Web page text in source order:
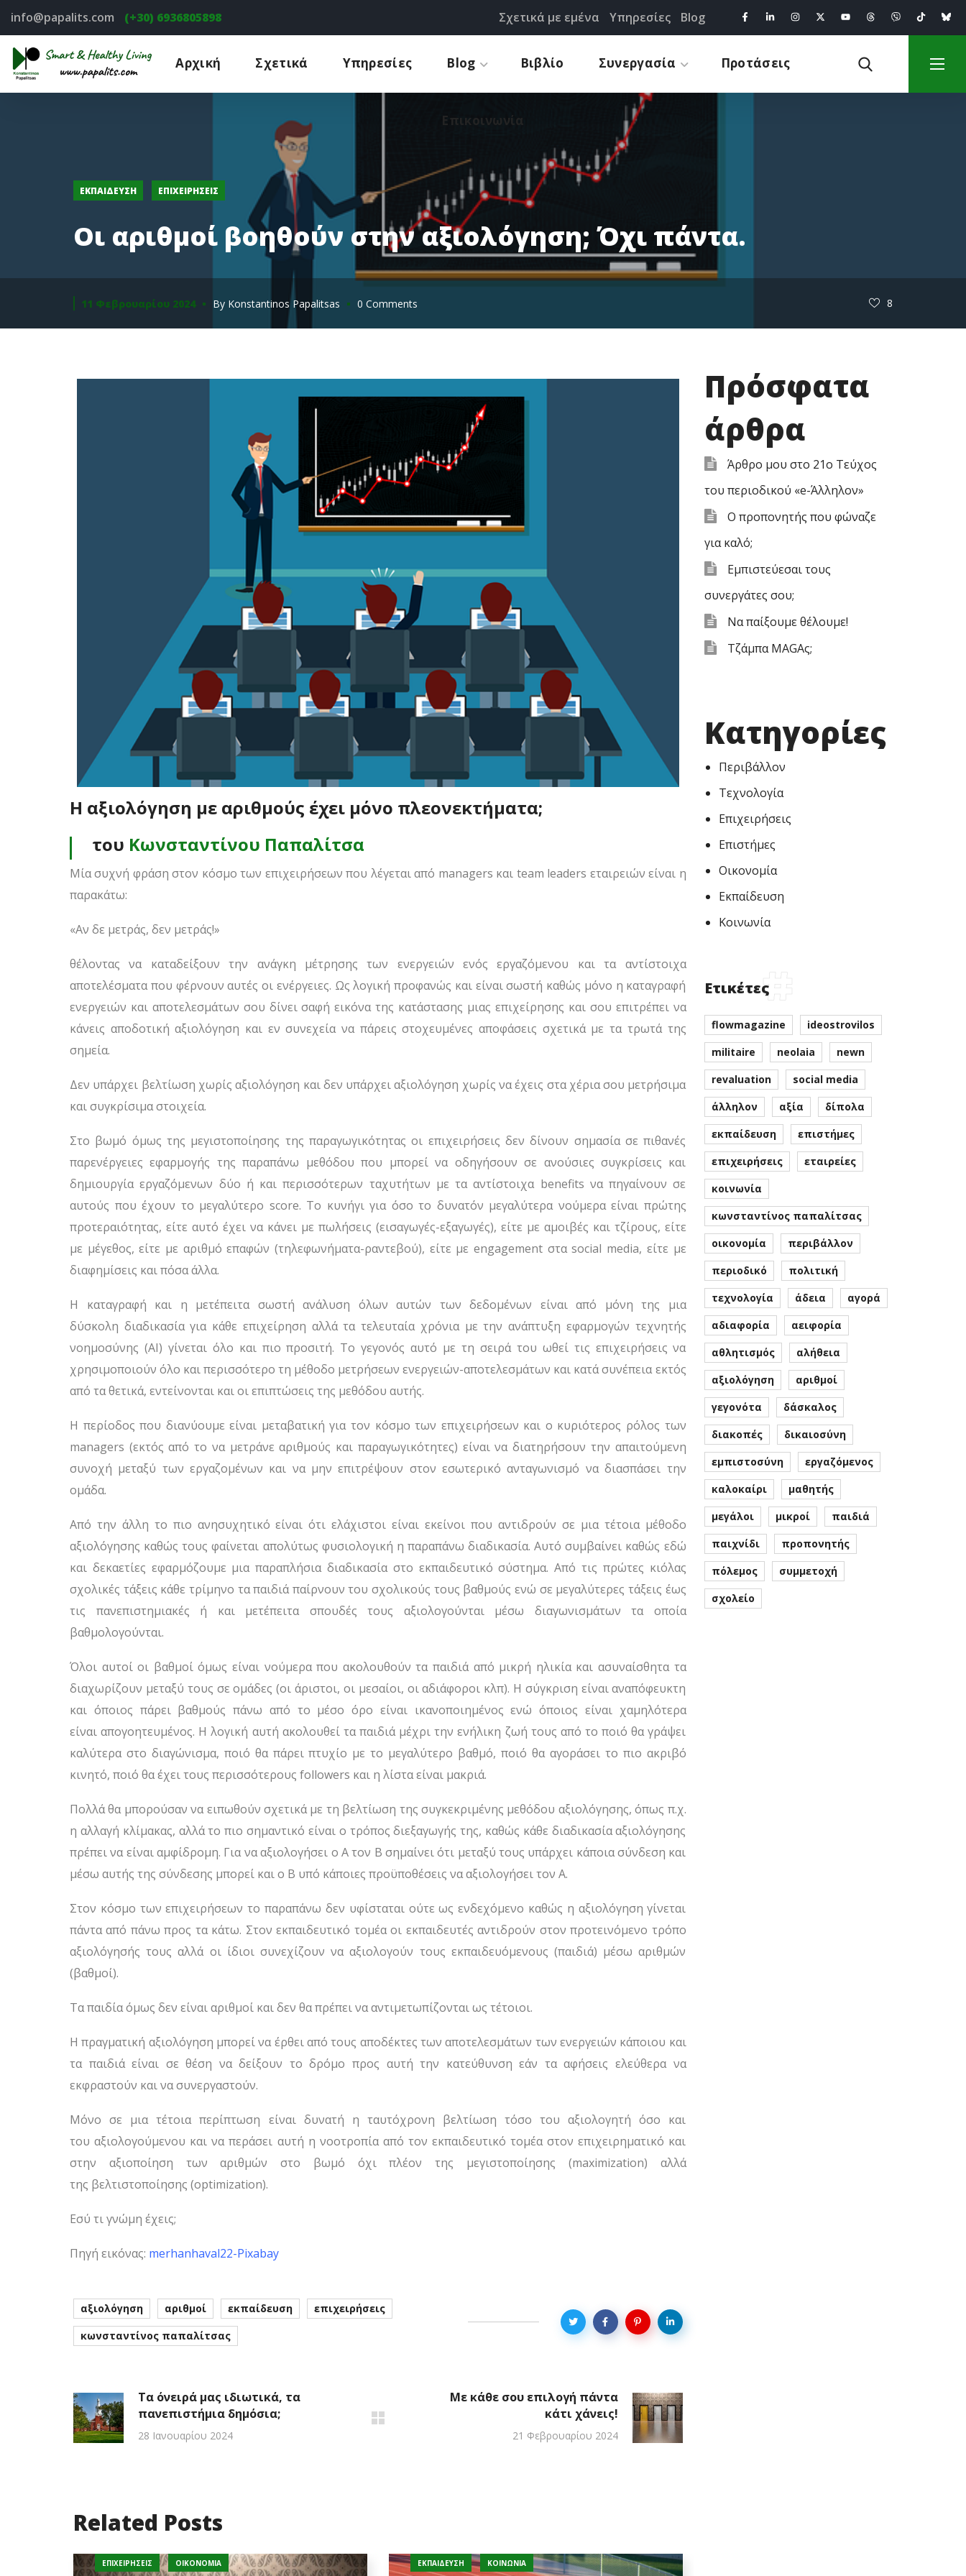
info@papalits.com (+30) 6936805898 Σχετικά με εμένα Υπηρεσίες Blog
Αρχική Σχετικά Υπηρεσίες Blog Βιβλίο Συνεργασία Προτάσεις
Επικοινωνία
Επικοινωνία
ΕΚΠΑΊΔΕΥΣΗ ΕΠΙΧΕΙΡΉΣΕΙΣ
Οι αριθμοί βοηθούν στην αξιολόγηση; Όχι πάντα.
11 Φεβρουαρίου 2024 By Konstantinos Papalitsas 0 Comments 8
Η αξιολόγηση με αριθμούς έχει μόνο πλεονεκτήματα;
του Κωνσταντίνου Παπαλίτσα
Μία συχνή φράση στον κόσμο των επιχειρήσεων που λέγεται από managers και team leaders εταιρειών είναι η
παρακάτω:
«Αν δε μετράς, δεν μετράς!»
θέλοντας να καταδείξουν την ανάγκη μέτρησης των ενεργειών ενός εργαζόμενου και τα αντίστοιχα
αποτελέσματα που φέρνουν αυτές οι ενέργειες. Ως λογική προφανώς και είναι σωστή καθώς μόνο η καταγραφή
ενεργειών και αποτελεσμάτων σου δίνει σαφή εικόνα της κατάστασης μιας επιχείρησης και σου επιτρέπει να
κάνεις αποδοτική αξιολόγηση και εν συνεχεία να πάρεις στοχευμένες αποφάσεις σχετικά με τα τρωτά της
σημεία.
Δεν υπάρχει βελτίωση χωρίς αξιολόγηση και δεν υπάρχει αξιολόγηση χωρίς να έχεις στα χέρια σου μετρήσιμα
και συγκρίσιμα στοιχεία.
Στο βωμό όμως της μεγιστοποίησης της παραγωγικότητας οι επιχειρήσεις δεν δίνουν σημασία σε πιθανές
παρενέργειες εφαρμογής της παραπάνω μεθόδου που μπορεί να οδηγήσουν σε ανούσιες συγκρίσεις και
δημιουργία εργαζόμενων δύο ή και περισσότερων ταχυτήτων με τα αντίστοιχα benefits να πηγαίνουν σε
αυτούς που έχουν το μεγαλύτερο score. Το κυνήγι για όσο το δυνατόν μεγαλύτερα νούμερα είναι πρώτης
προτεραιότητας, είτε αυτό έχει να κάνει με πωλήσεις (εισαγωγές-εξαγωγές), είτε με αμοιβές και τζίρους, είτε
με μέγεθος, είτε με αριθμό επαφών (τηλεφωνήματα-ραντεβού), είτε με engagement στα social media, είτε με
διαφημίσεις και πόσα άλλα.
Η καταγραφή και η μετέπειτα σωστή ανάλυση όλων αυτών των δεδομένων είναι από μόνη της μια
δύσκολη διαδικασία για κάθε επιχείρηση αλλά τα τελευταία χρόνια με την ανάπτυξη εφαρμογών τεχνητής
νοημοσύνης (AI) γίνεται όλο και πιο προσιτή. Το γεγονός αυτό με τη σειρά του ωθεί τις επιχειρήσεις να
χρησιμοποιούν όλο και περισσότερο τη μέθοδο μετρήσεων ενεργειών-αποτελεσμάτων και κατά συνέπεια εκτός
από τα θετικά, εντείνονται και οι επιπτώσεις της μεθόδου αυτής.
Η περίοδος που διανύουμε είναι μεταβατική για τον κόσμο των επιχειρήσεων και ο κυριότερος ρόλος των
managers (εκτός από το να μετράνε αριθμούς και παραγωγικότητες) είναι να διατηρήσουν την απαιτούμενη
συνοχή μεταξύ των εργαζομένων και να μην επιτρέψουν στον εσωτερικό ανταγωνισμό να διασπάσει την
ομάδα.
Από την άλλη το πιο ανησυχητικό είναι ότι ελάχιστοι είναι εκείνοι που αντιδρούν σε μια τέτοια μέθοδο
αξιολόγησης καθώς τους φαίνεται απολύτως φυσιολογική η παραπάνω διαδικασία. Αυτό συμβαίνει καθώς εδώ
και δεκαετίες εφαρμόζουμε μια παραπλήσια διαδικασία στο εκπαιδευτικό σύστημα. Από τις πρώτες κιόλας
σχολικές τάξεις κάθε τρίμηνο τα παιδιά παίρνουν του σχολικούς τους βαθμούς ενώ σε μεγαλύτερες τάξεις έως
τις πανεπιστημιακές ή και μετέπειτα σπουδές τους αξιολογούνται μέσω διαγωνισμάτων τα οποία
βαθμολογούνται.
Όλοι αυτοί οι βαθμοί όμως είναι νούμερα που ακολουθούν τα παιδιά από μικρή ηλικία και ασυναίσθητα τα
διαχωρίζουν μεταξύ τους σε ομάδες (οι άριστοι, οι μεσαίοι, οι αδιάφοροι κλπ). Η σύγκριση είναι αναπόφευκτη
και όποιος πάρει βαθμούς πάνω από το μέσο όρο είναι ικανοποιημένος ενώ όποιος είναι χαμηλότερα
είναι απογοητευμένος. Η λογική αυτή ακολουθεί τα παιδιά μέχρι την ενήλικη ζωή τους από το ποιό θα γράψει
καλύτερα στο διαγώνισμα, ποιό θα πάρει πτυχίο με το μεγαλύτερο βαθμό, ποιό θα αγοράσει το πιο ακριβό
κινητό, ποιό θα έχει τους περισσότερους followers και η λίστα είναι μακριά.
Πολλά θα μπορούσαν να ειπωθούν σχετικά με τη βελτίωση της συγκεκριμένης μεθόδου αξιολόγησης, όπως π.χ.
η αλλαγή κλίμακας, αλλά το πιο σημαντικό είναι ο τρόπος διεξαγωγής της, καθώς κάθε διαδικασία αξιολόγησης
πρέπει να είναι αμφίδρομη. Για να αξιολογήσει ο Α τον Β σημαίνει ότι μεταξύ τους υπάρχει κάποια σύνδεση και
μέσω αυτής της σύνδεσης μπορεί και ο Β υπό κάποιες προϋποθέσεις να αξιολογήσει τον Α.
Στον κόσμο των επιχειρήσεων το παραπάνω δεν υφίσταται ούτε ως ενδεχόμενο καθώς η αξιολόγηση γίνεται
πάντα από πάνω προς τα κάτω. Στον εκπαιδευτικό τομέα οι εκπαιδευτές αντιδρούν στον προτεινόμενο τρόπο
αξιολόγησής τους αλλά οι ίδιοι συνεχίζουν να αξιολογούν τους εκπαιδευόμενους (παιδιά) μέσω αριθμών
(βαθμοί).
Τα παιδία όμως δεν είναι αριθμοί και δεν θα πρέπει να αντιμετωπίζονται ως τέτοιοι.
Η πραγματική αξιολόγηση μπορεί να έρθει από τους αποδέκτες των αποτελεσμάτων των ενεργειών κάποιου και
τα παιδιά είναι σε θέση να δείξουν το δρόμο προς αυτή την κατεύθυνση εάν τα αφήσεις ελεύθερα να
εκφραστούν και να συνεργαστούν.
Μόνο σε μια τέτοια περίπτωση είναι δυνατή η ταυτόχρονη βελτίωση τόσο του αξιολογητή όσο και
του αξιολογούμενου και να περάσει αυτή η νοοτροπία από τον εκπαιδευτικό τομέα στον επιχειρηματικό και
στην αξιοποίηση των αριθμών στο βωμό όχι πλέον της μεγιστοποίησης (maximization) αλλά
της βελτιστοποίησης (optimization).
Εσύ τι γνώμη έχεις;
Πηγή εικόνας: merhanhaval22-Pixabay
αξιολόγηση αριθμοί εκπαίδευση
επιχειρήσεις
κωνσταντίνος παπαλίτσας
Τα όνειρά μας ιδιωτικά, τα
πανεπιστήμια δημόσια;
28 Ιανουαρίου 2024
Με κάθε σου επιλογή πάντα
κάτι χάνεις!
21 Φεβρουαρίου 2024
Related Posts
ΕΠΙΧΕΙΡΉΣΕΙΣ ΟΙΚΟΝΟΜΊΑ ΕΚΠΑΊΔΕΥΣΗ ΚΟΙΝΩΝΊΑ
Πρόσφατα
άρθρα
Άρθρο μου στο 21ο Τεύχος
του περιοδικού «e-Άλληλον»
Ο προπονητής που φώναζε
για καλό;
Εμπιστεύεσαι τους
συνεργάτες σου;
Να παίξουμε θέλουμε!
Τζάμπα MAGAς;
Kατηγορίες
Περιβάλλον
Τεχνολογία
Επιχειρήσεις
Επιστήμες
Οικονομία
Εκπαίδευση
Κοινωνία
Ετικέτες
flowmagazine
ideostrovilos
militaire
neolaia
newn
revaluation
social media
άλληλον
αξία
δίπολα
εκπαίδευση
επιστήμες
επιχειρήσεις
εταιρείες
κοινωνία
κωνσταντίνος παπαλίτσας
οικονομία
περιβάλλον
περιοδικό
πολιτική
τεχνολογία
άδεια
αγορά
αδιαφορία
αειφορία
αθλητισμός
αλήθεια
αξιολόγηση
αριθμοί
γεγονότα
δάσκαλος
διακοπές
δικαιοσύνη
εμπιστοσύνη
εργαζόμενος
καλοκαίρι
μαθητής
μεγάλοι
μικροί
παιδιά
παιχνίδι
προπονητής
πόλεμος
συμμετοχή
σχολείο